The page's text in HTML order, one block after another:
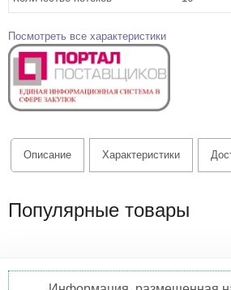
Посмотреть все характеристики
Описание Характеристики
Популярные товары